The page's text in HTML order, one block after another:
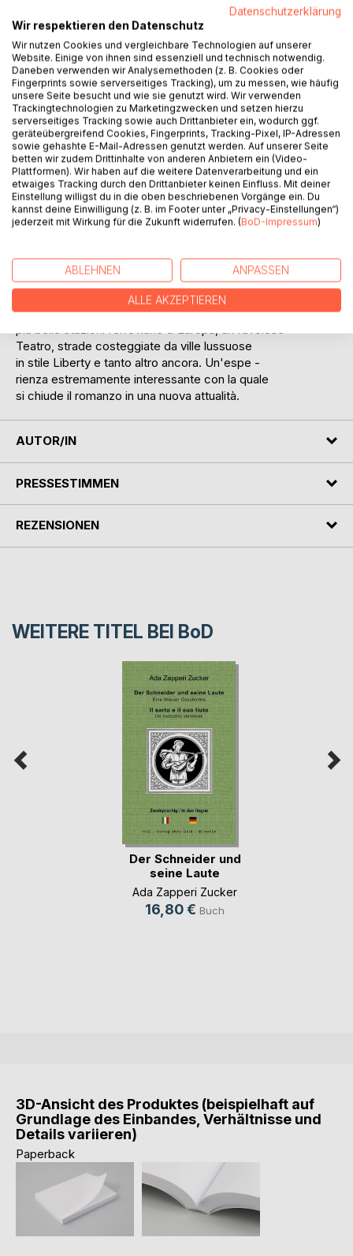
mette di assistere alla fine di un mondo che
getta uno sguardo sugli abissi futuri, sia da un
punto di vista politico che sociale: le prime avvisaglie
di emancipazione femminile, la revi -
sione del ruolo maschile anche se appena ac -
cennata, i rivolgimenti che cambiano radical -
mente le suddivisioni politiche nella carta geografica,
soprattutto dell'Europa orientale. Ma
anche una storia di rapporti umani, fra uomini
e donne, come accade in tutte le regioni e le
epoche del mondo. E infine un esperimento az -
zardato, e cioè il tentativo di uscire dalla finzione
letteraria per entrare nella realtà del XXI
secolo, compiuto con un viaggio nell'attuale
sconvolgimenti politici, per incontrare una cit -
tà che cerca una propria identità storica; una
città dove si scoprono parti di un grande passa -
to anche culturale rappresentato da una delle
più belle stazioni ferroviarie d'Europa, un favoloso
Teatro, strade costeggiate da ville lussuose
in stile Liberty e tanto altro ancora. Un'espe -
rienza estremamente interessante con la quale
si chiude il romanzo in una nuova attualità.
AUTOR/IN
PRESSESTIMMEN
REZENSIONEN
WEITERE TITEL BEI BoD
Der Schneider und
seine Laute
Ada Zapperi Zucker
16,80 € Buch
3D-Ansicht des Produktes (beispielhaft auf
Grundlage des Einbandes, Verhältnisse und
Details variieren)
Paperback
Datenschutzerklärung
Wir respektieren den Datenschutz
Wir nutzen Cookies und vergleichbare Technologien auf unserer
Website. Einige von ihnen sind essenziell und technisch notwendig.
Daneben verwenden wir Analysemethoden (z. B. Cookies oder
Fingerprints sowie serverseitiges Tracking), um zu messen, wie häufig
unsere Seite besucht und wie sie genutzt wird. Wir verwenden
Trackingtechnologien zu Marketingzwecken und setzen hierzu
serverseitiges Tracking sowie auch Drittanbieter ein, wodurch ggf.
geräteübergreifend Cookies, Fingerprints, Tracking-Pixel, IP-Adressen
sowie gehashte E-Mail-Adressen genutzt werden. Auf unserer Seite
betten wir zudem Drittinhalte von anderen Anbietern ein (Video-
Plattformen). Wir haben auf die weitere Datenverarbeitung und ein
etwaiges Tracking durch den Drittanbieter keinen Einfluss. Mit deiner
Einstellung willigst du in die oben beschriebenen Vorgänge ein. Du
kannst deine Einwilligung (z. B. im Footer unter „Privacy-Einstellungen“)
jederzeit mit Wirkung für die Zukunft widerrufen. (BoD-Impressum)
ABLEHNEN ANPASSEN
ALLE AKZEPTIEREN